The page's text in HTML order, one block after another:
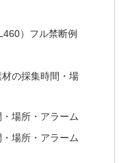
）フル禁断例
の採集時間・場
場所・アラーム
場所・アラーム